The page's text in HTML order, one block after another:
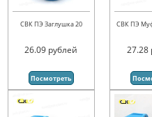
СВК ПЭ Заглушка 20
26.09 рублей
Посмотреть
СВК ПЭ
27.28